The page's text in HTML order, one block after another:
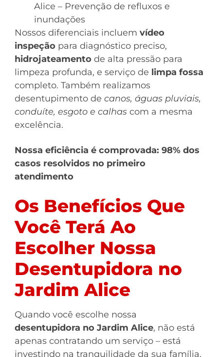
Alice – Prevenção de refluxos e
inundações
Nossos diferenciais incluem vídeo
inspeção para diagnóstico preciso,
hidrojateamento de alta pressão para
limpeza profunda, e serviço de limpa fossa
completo. Também realizamos
desentupimento de canos, águas pluviais,
conduíte, esgoto e calhas com a mesma
excelência.
Nossa eficiência é comprovada: 98% dos
casos resolvidos no primeiro
atendimento
Os Benefícios Que
Você Terá Ao
Escolher Nossa
Desentupidora no
Jardim Alice
Quando você escolhe nossa
desentupidora no Jardim Alice, não está
apenas contratando um serviço – está
investindo na tranquilidade da sua família.